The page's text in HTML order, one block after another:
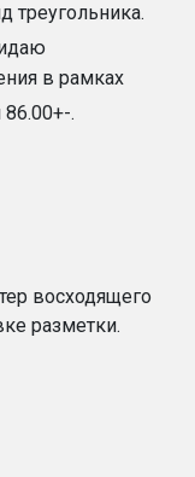
треугольника.
в рамках
.
восходящего
разметки.